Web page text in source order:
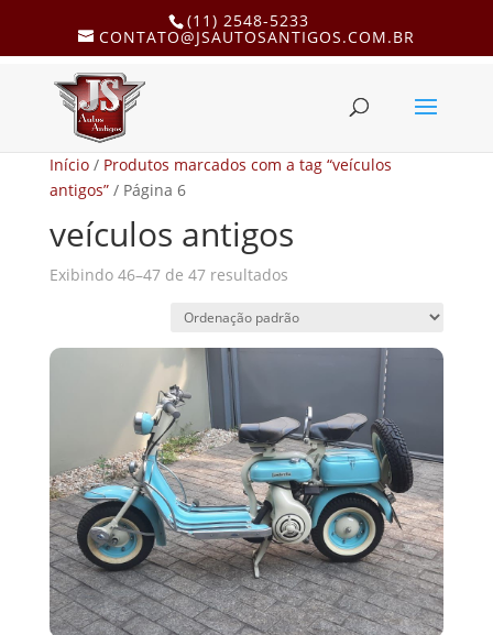
(11) 2548-5233
CONTATO@JSAUTOSANTIGOS.COM.BR
Início/ Produtos marcados com a tag “veículos
antigos”/ Página 6
veículos antigos
Exibindo 46–47 de 47 resultados